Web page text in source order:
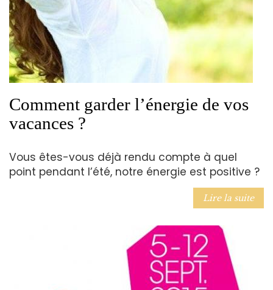
Comment garder l’énergie de vos
vacances ?
Vous êtes-vous déjà rendu compte à quel
point pendant l’été, notre énergie est positive ?
Lire la suite